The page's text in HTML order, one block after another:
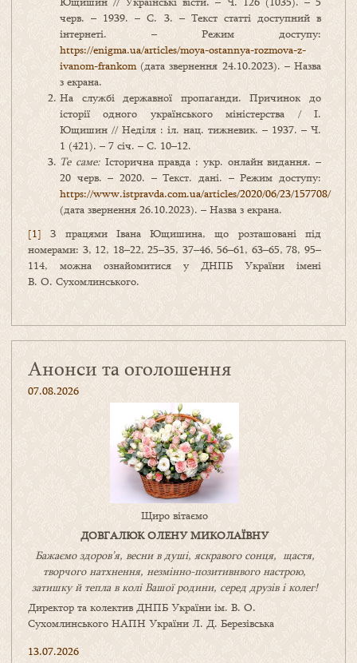
черв. – 1939. – С. 3. – Текст статті доступний в
інтернеті. – Режим доступу:
https://enigma.ua/articles/moya-ostannya-rozmova-z-
ivanom-frankom(дата звернення 24.10.2023). – Назва
з екрана.
На службі державної пропаґанди. Причинок до
історії одного українського міністерства / І.
Ющишин // Неділя : іл. нац. тижневик. – 1937. – Ч.
1 (421). – 7 січ. – С. 10–12.
Те саме:Історична правда : укр. онлайн видання. –
20 черв. – 2020. – Текст. дані. – Режим доступу:
https://www.istpravda.com.ua/articles/2020/06/23/157708/
(дата звернення 26.10.2023). – Назва з екрана.
[1] З працями Івана Ющишина, що розташовані під
номерами: 3, 12, 18–22, 25–35, 37–46, 56–61, 63–65, 78, 95–
114, можна ознайомитися у ДНПБ України імені
В. О. Сухомлинського.
Анонси та оголошення
07.08.2026
Щиро вітаємо
ДОВГАЛЮК ОЛЕНУ МИКОЛАЇВНУ
Бажаємо здоров’я, весни в душі, яскравого сонця, щастя,
творчого натхнення, незмінно-позитивнвого настрою,
затишкуйтепла в коліВашоїродини, серед друзів і колег!
Директор та колектив ДНПБ України ім. В. О.
Сухомлинського НАПН України Л. Д. Березівська
13.07.2026